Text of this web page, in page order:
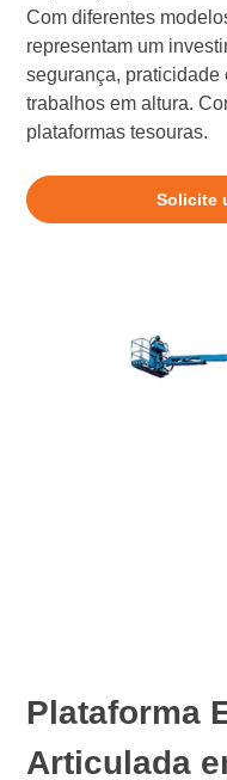
Com diferentes
representam um
segurança,
trabalhos em altura.
plataformas tesouras.
Solicite
Plataforma
Articulada